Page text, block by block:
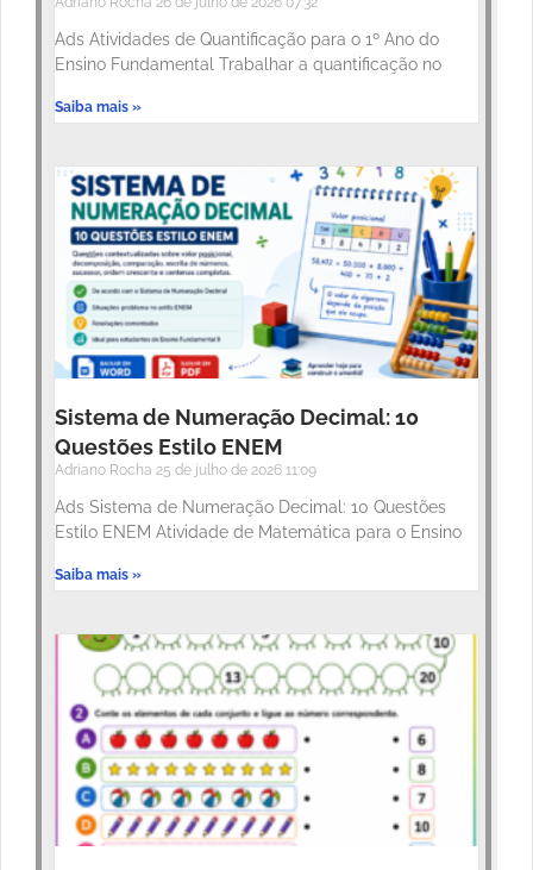
Ads Atividades de Quantificação para o 1º Ano do
Ensino Fundamental Trabalhar a quantificação no
Saiba mais »
Sistema de Numeração Decimal: 10
Questões Estilo ENEM
Adriano Rocha 25 de julho de 2026 11:09
Ads Sistema de Numeração Decimal: 10 Questões
Estilo ENEM Atividade de Matemática para o Ensino
Saiba mais »